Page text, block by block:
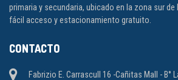
primaria y secundaria, ubicado en la zona sur de
fácil acceso y estacionamiento gratuito.
CONTACTO
Fabrizio E. Carrascull 16 -Cañitas Mall - B°